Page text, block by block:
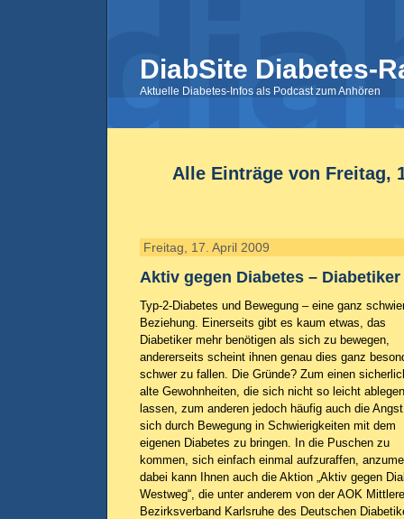
DiabSite Diabetes-
Aktuelle Diabetes-Infos als Podcast zum Anhören
Alle Einträge von Freitag,
Freitag, 17. April 2009
Aktiv gegen Diabetes –
Typ-2-Diabetes und Bewegung – eine ganz
Beziehung. Einerseits gibt es kaum etwas, das
Diabetiker mehr benötigen als sich zu bewegen,
andererseits scheint ihnen genau dies ganz
schwer zu fallen. Die Gründe? Zum einen
alte Gewohnheiten, die sich nicht so leicht ablegen
lassen, zum anderen jedoch häufig auch die
sich durch Bewegung in Schwierigkeiten mit dem
eigenen Diabetes zu bringen. In die Puschen zu
kommen, sich einfach einmal aufzuraffen,
dabei kann Ihnen auch die Aktion „Aktiv gegen
Westweg“, die unter anderem von der AOK
Bezirksverband Karlsruhe des Deutschen